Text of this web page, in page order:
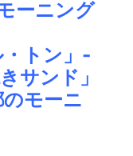
ーニング
トン」-
サンド」
モーニ